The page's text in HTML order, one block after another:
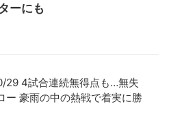
ーにも
29 4試合連続無得点も…無失
ー 豪雨の中の熱戦で着実に勝